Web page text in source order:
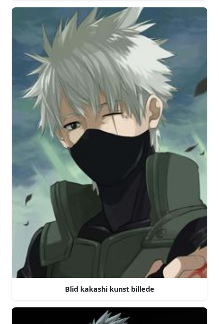
Blid kakashi kunst billede